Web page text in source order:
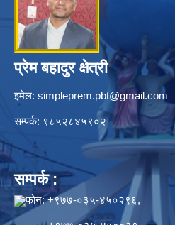
प्रेम बहादुर क्षेत्री
इमेल: simpleprem.pbt@gmail.com
सम्पर्क: ९८५२८४५९०२
सम्पर्क :
फोन: +९७७-०३५-४५०२९६,